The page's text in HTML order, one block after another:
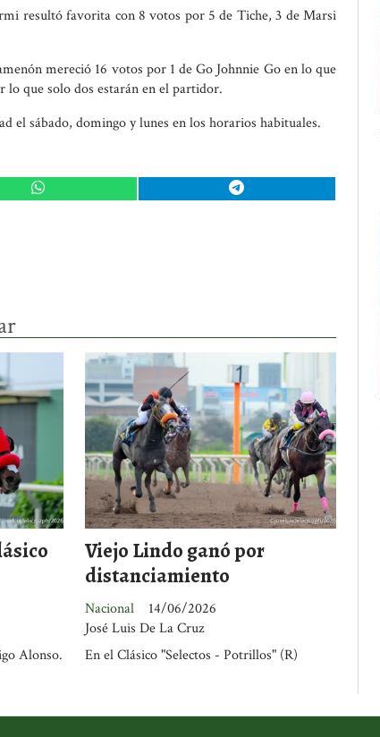
resultó favorita con 8 votos por 5 de Tiche, 3 de Marsi
mereció 16 votos por 1 de Go Johnnie Go en lo que
lo que solo dos estarán en el partidor.
el sábado, domingo y lunes en los horarios habituales.
Alonso.
Viejo Lindo ganó por
distanciamiento
José Luis De La Cruz
Nacional 14/06/2026
En el Clásico "Selectos - Potrillos" (R)